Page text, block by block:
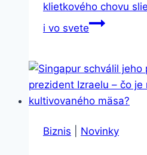
klietkového chovu
i vo svete
Biznis Novinky